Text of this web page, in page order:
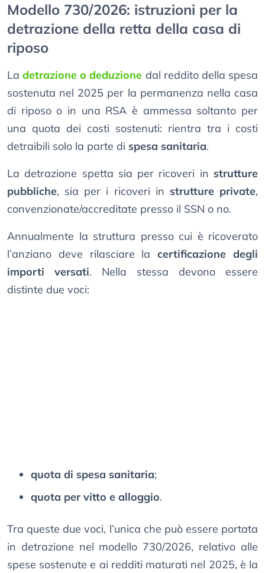
Modello 730/2026: istruzioni per la
detrazione della retta della casa di
riposo
Ladetrazione o deduzione dal reddito della spesa
sostenuta nel 2025 per la permanenza nella casa
di riposo o in una RSA è ammessa soltanto per
una quota dei costi sostenuti: rientra tra i costi
detraibili solo la parte di spesa sanitaria.
La detrazione spetta sia per ricoveri in strutture
pubbliche, sia per i ricoveri in strutture private,
convenzionate/accreditate presso il SSN o no.
Annualmente la struttura presso cui è ricoverato
l’anziano deve rilasciare lacertificazione degli
importi versati. Nella stessa devono essere
distinte due voci:
quota di spesa sanitaria;
quota per vitto e alloggio.
Tra queste due voci, l’unica che può essere portata
in detrazione nel modello 730/2026, relativo alle
spese sostenute e ai redditi maturati nel 2025, è la